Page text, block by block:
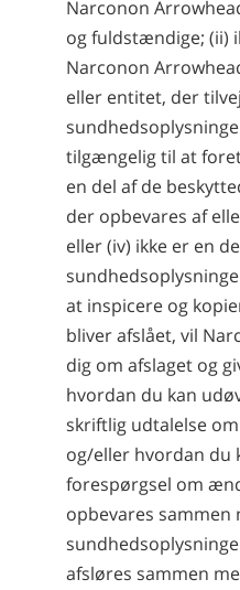
Narconon
og fuldstændige; (ii)
Narconon
eller entitet, der
tilgængelig til at
en del af de
der opbevares af
eller (iv) ikke er en
at inspicere og
bliver afslået, vil
dig om afslaget og
hvordan du kan
skriftlig udtalelse
og/eller hvordan du
forespørgsel om
opbevares sammen
afsløres sammen